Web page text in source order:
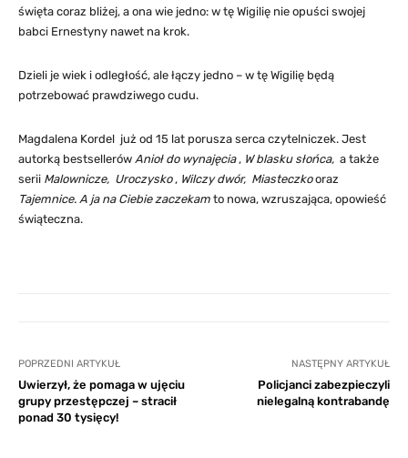
święta coraz bliżej, a ona wie jedno: w tę Wigilię nie opuści swojej
babci Ernestyny nawet na krok.
Dzieli je wiek i odległość, ale łączy jedno – w tę Wigilię będą
potrzebować prawdziwego cudu.
Magdalena Kordel już od 15 lat porusza serca czytelniczek. Jest
autorką bestsellerów Anioł do wynajęcia, W blasku słońca, a także
serii Malownicze, Uroczysko, Wilczy dwór, Miasteczkooraz
Tajemnice. A ja na Ciebie zaczekam to nowa, wzruszająca, opowieść
świąteczna.
POPRZEDNI ARTYKUŁ
Uwierzył, że pomaga w ujęciu
grupy przestępczej – stracił
ponad 30 tysięcy!
NASTĘPNY ARTYKUŁ
Policjanci zabezpieczyli
nielegalną kontrabandę